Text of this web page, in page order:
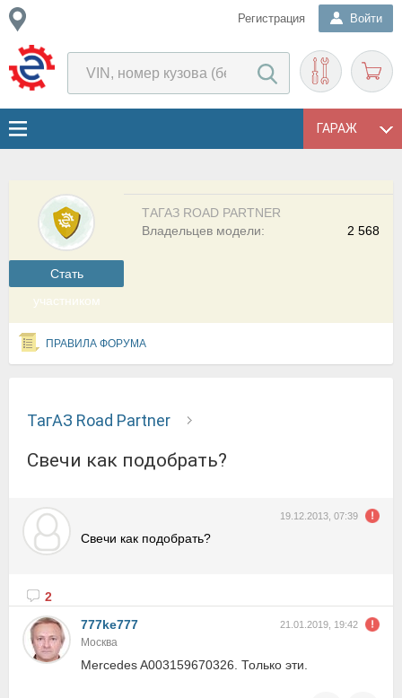
Регистрация Войти
ГАРАЖ
Cтать
участником
ТАГАЗ ROAD PARTNER
2 568
Владельцев модели:
ПРАВИЛА ФОРУМА
ТагАЗ Road Partner
Свечи как подобрать?
19.12.2013, 07:39
Свечи как подобрать?
2
777ke777
21.01.2019, 19:42
Москва
Mercedes A003159670326. Только эти.